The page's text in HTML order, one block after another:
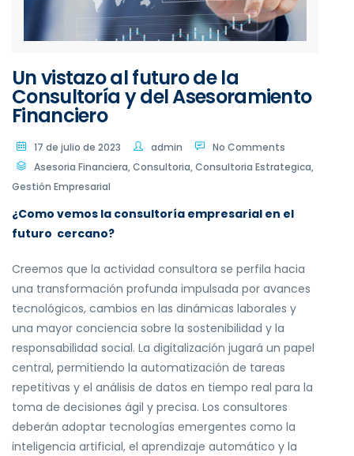
Un vistazo al futuro de la
Consultoría y del Asesoramiento
Financiero
17 de julio de 2023 admin
No Comments
Asesoria Financiera,Consultoria,Consultoria Estrategica,
Gestión Empresarial
¿Como vemos la consultoría empresarial en el
futuro cercano?
Creemos que la actividad consultora se perfila hacia
una transformación profunda impulsada por avances
tecnológicos, cambios en las dinámicas laborales y
una mayor conciencia sobre la sostenibilidad y la
responsabilidad social. La digitalización jugará un papel
central, permitiendo la automatización de tareas
repetitivas y el análisis de datos en tiempo real para la
toma de decisiones ágil y precisa. Los consultores
deberán adoptar tecnologías emergentes como la
inteligencia artificial, el aprendizaje automático y la